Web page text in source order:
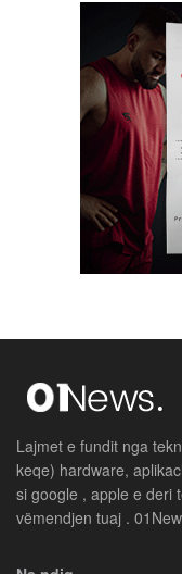
Lajmet e fundit nga
keqe) hardware,
si google , apple e deri
vëmendjen tuaj .